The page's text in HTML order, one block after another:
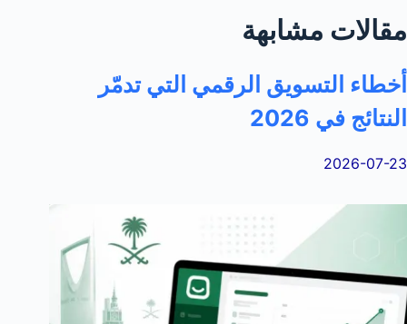
مقالات مشابهة
أخطاء التسويق الرقمي التي تدمّر
النتائج في 2026
2026-07-23